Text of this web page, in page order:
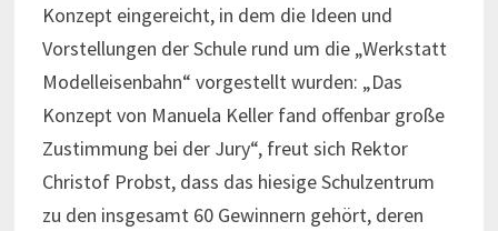
Konzept eingereicht, in dem die Ideen und
Vorstellungen der Schule rund um die „Werkstatt
Modelleisenbahn“ vorgestellt wurden: „Das
Konzept von Manuela Keller fand offenbar große
Zustimmung bei der Jury“, freut sich Rektor
Christof Probst, dass das hiesige Schulzentrum
zu den insgesamt 60 Gewinnern gehört, deren